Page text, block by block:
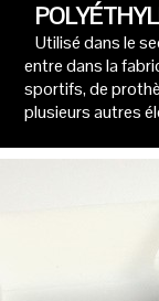
Utilisé dans le
entre dans la
sportifs, de
plusieurs autres